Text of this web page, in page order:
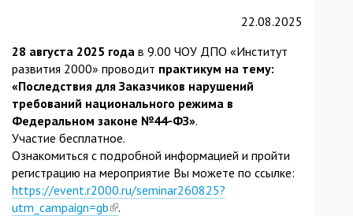
external)
22.08.2025
28 августа 2025 года в 9.00 ЧОУ ДПО «Институт
развития 2000» проводит практикум на тему:
«Последствия для Заказчиков нарушений
требований национального режима в
Федеральном законе №44-ФЗ».
Участие бесплатное.
Ознакомиться с подробной информацией и пройти
регистрацию на мероприятие Вы можете по ссылке:
https://event.r2000.ru/seminar260825?
utm_campaign=gb(link
.